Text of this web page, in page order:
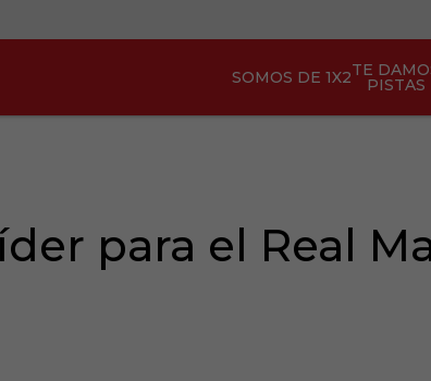
SOMOS DE 1X2TE
PISTAS
para el Real